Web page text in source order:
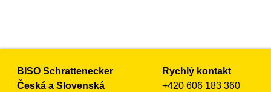
BISO Schrattenecker
Česká a Slovenská
Rychlý kontakt
+420 606 183 360